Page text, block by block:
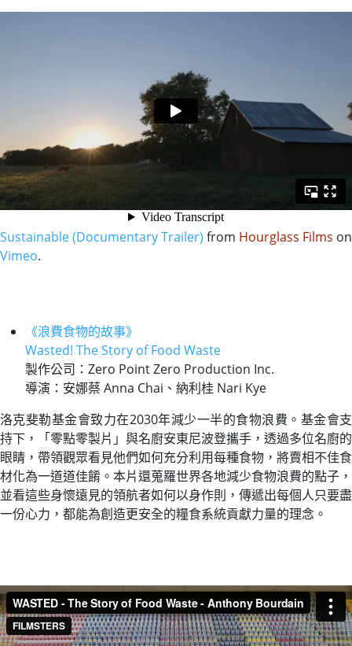
Sustainable (Documentary Trailer) from Hourglass Films on
Vimeo.
《浪費食物的故事》
Wasted! The Story of Food Waste
製作公司：Zero Point Zero Production Inc.
導演：安娜蔡 Anna Chai、納利桂 Nari Kye
洛克斐勒基金會致力在2030年減少一半的食物浪費。基金會支
持下，「零點零製片」與名廚安東尼波登攜手，透過多位名廚的
眼睛，帶領觀眾看見他們如何充分利用每種食物，將賣相不佳食
材化為一道道佳餚。本片還蒐羅世界各地減少食物浪費的點子，
並看這些身懷遠見的領航者如何以身作則，傳遞出每個人只要盡
一份心力，都能為創造更安全的糧食系統貢獻力量的理念。